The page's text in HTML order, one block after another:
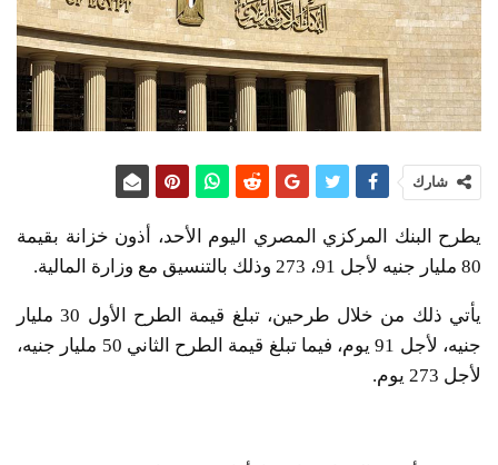
شارك
يطرح البنك المركزي المصري اليوم الأحد، أذون خزانة بقيمة
80 مليار جنيه لأجل 91، 273 وذلك بالتنسيق مع وزارة المالية.
يأتي ذلك من خلال طرحين، تبلغ قيمة الطرح الأول 30 مليار
جنيه، لأجل 91 يوم، فيما تبلغ قيمة الطرح الثاني 50 مليار جنيه،
لأجل 273 يوم.